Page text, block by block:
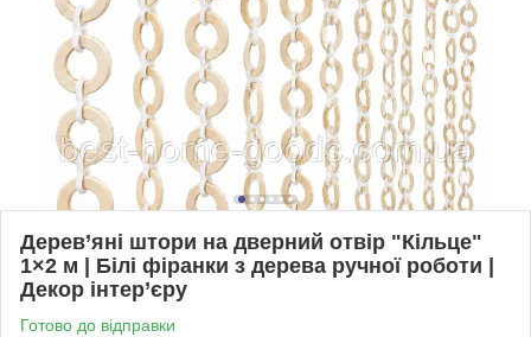
Дерев’яні штори на дверний отвір "Кільце"
1×2 м | Білі фіранки з дерева ручної роботи |
Декор інтер’єру
Готово до відправки